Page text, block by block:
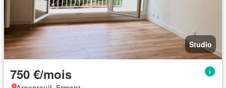
Studio
750 €/mois